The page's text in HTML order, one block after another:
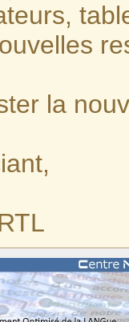
la